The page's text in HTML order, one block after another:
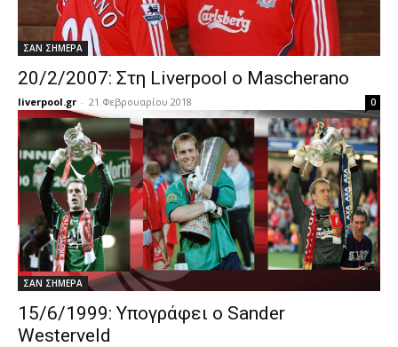
ΣΑΝ ΣΗΜΕΡΑ
20/2/2007: Στη Liverpool ο Mascherano
liverpool.gr - 21 Φεβρουαρίου 2018 0
ΣΑΝ ΣΗΜΕΡΑ
15/6/1999: Υπογράφει ο Sander
Westerveld